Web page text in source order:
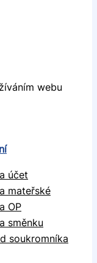
webu
účet
mateřské
OP
směnku
soukromníka